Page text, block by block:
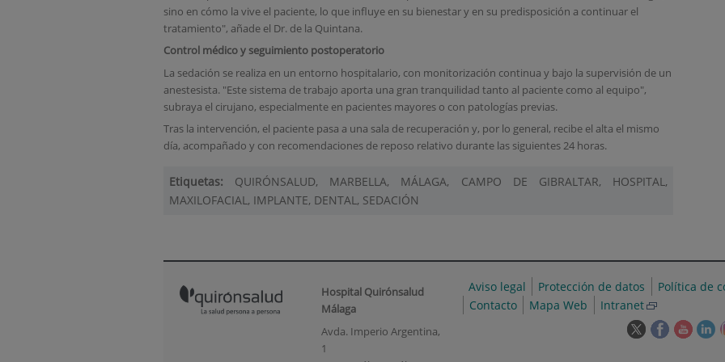
sino en cómo la vive el paciente, lo que influye en su bienestar y en su predisposición a continuar el
tratamiento", añade el Dr. de la Quintana.
Control médico y seguimiento postoperatorio
La sedación se realiza en un entorno hospitalario, con monitorización continua y bajo la supervisión de un
anestesista. "Este sistema de trabajo aporta una gran tranquilidad tanto al paciente como al equipo",
subraya el cirujano, especialmente en pacientes mayores o con patologías previas.
Tras la intervención, el paciente pasa a una sala de recuperación y, por lo general, recibe el alta el mismo
día, acompañado y con recomendaciones de reposo relativo durante las siguientes 24 horas.
Etiquetas: QUIRÓNSALUD, MARBELLA, MÁLAGA, CAMPO DE GIBRALTAR, HOSPITAL,
MAXILOFACIAL, IMPLANTE, DENTAL, SEDACIÓN
Hospital Quirónsalud
Málaga
Avda. Imperio Argentina,
1
Aviso legal Protección de datos Política de
Contacto
Mapa Web Intranet
EsteEste Este